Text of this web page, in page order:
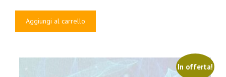
era:
è:
Aggiungi al carrello
In offerta!